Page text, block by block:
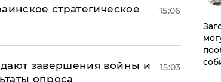
стратегическое
15:06
завершения войны и
опроса
15:03